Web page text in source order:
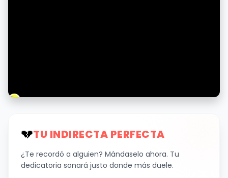
💔TU INDIRECTA PERFECTA
¿Te recordó a alguien? Mándaselo ahora. Tu
dedicatoria sonará justo donde más duele.